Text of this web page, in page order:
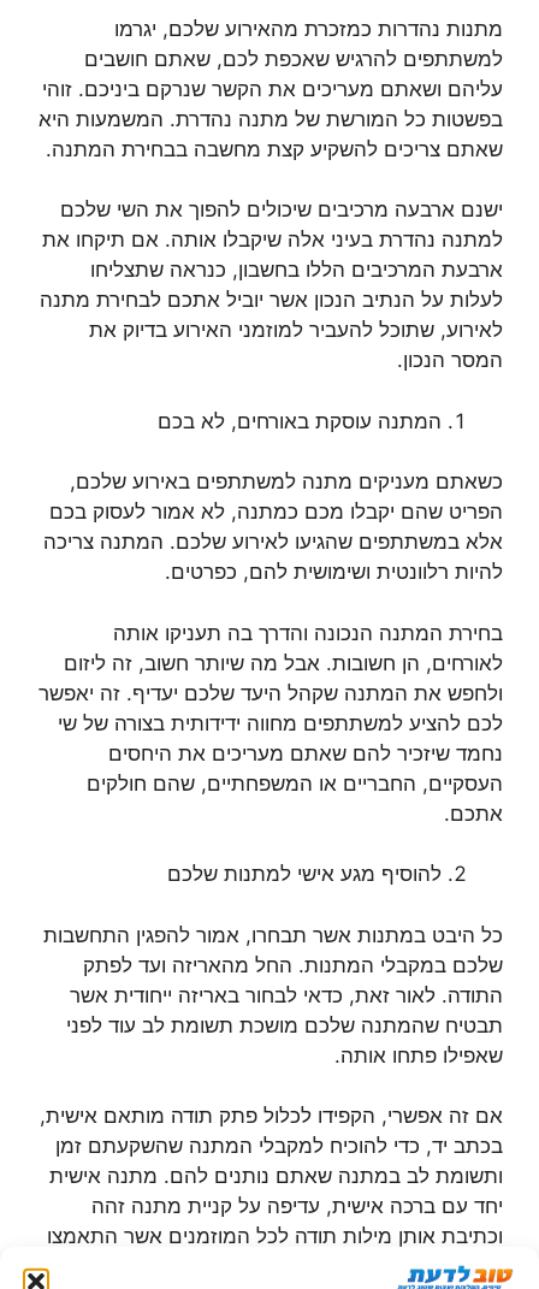
מתנות נהדרות כמזכרת מהאירוע שלכם, יגרמו
למשתתפים להרגיש שאכפת לכם, שאתם חושבים
עליהם ושאתם מעריכים את הקשר שנרקם ביניכם. זוהי
בפשטות כל המורשת של מתנה נהדרת. המשמעות היא
שאתם צריכים להשקיע קצת מחשבה בבחירת המתנה.
ישנם ארבעה מרכיבים שיכולים להפוך את השי שלכם
למתנה נהדרת בעיני אלה שיקבלו אותה. אם תיקחו את
ארבעת המרכיבים הללו בחשבון, כנראה שתצליחו
לעלות על הנתיב הנכון אשר יוביל אתכם לבחירת מתנה
לאירוע, שתוכל להעביר למוזמני האירוע בדיוק את
המסר הנכון.
המתנה עוסקת באורחים, לא בכם
כשאתם מעניקים מתנה למשתתפים באירוע שלכם,
הפריט שהם יקבלו מכם כמתנה, לא אמור לעסוק בכם
אלא במשתתפים שהגיעו לאירוע שלכם. המתנה צריכה
להיות רלוונטית ושימושית להם, כפרטים.
בחירת המתנה הנכונה והדרך בה תעניקו אותה
לאורחים, הן חשובות. אבל מה שיותר חשוב, זה ליזום
ולחפש את המתנה שקהל היעד שלכם יעדיף. זה יאפשר
לכם להציע למשתתפים מחווה ידידותית בצורה של שי
נחמד שיזכיר להם שאתם מעריכים את היחסים
העסקיים, החבריים או המשפחתיים, שהם חולקים
אתכם.
להוסיף מגע אישי למתנות שלכם
כל היבט במתנות אשר תבחרו, אמור להפגין התחשבות
שלכם במקבלי המתנות. החל מהאריזה ועד לפתק
התודה. לאור זאת, כדאי לבחור באריזה ייחודית אשר
תבטיח שהמתנה שלכם מושכת תשומת לב עוד לפני
שאפילו פתחו אותה.
אם זה אפשרי, הקפידו לכלול פתק תודה מותאם אישית,
בכתב יד, כדי להוכיח למקבלי המתנה שהשקעתם זמן
ותשומת לב במתנה שאתם נותנים להם. מתנה אישית
יחד עם ברכה אישית, עדיפה על קניית מתנה זהה
וכתיבת אותן מילות תודה לכל המוזמנים אשר התאמצו
והגיעו להשתתף באירוע שלכם.